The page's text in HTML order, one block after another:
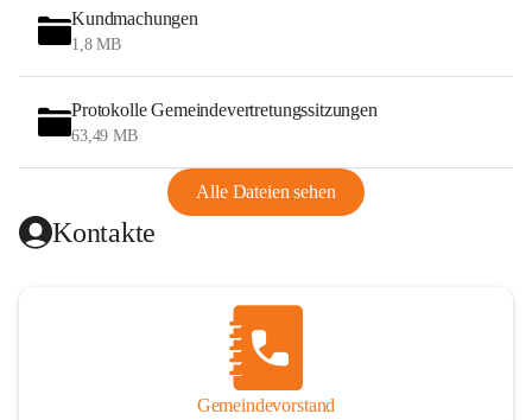
Kundmachungen
1,8 MB
Protokolle Gemeindevertretungssitzungen
63,49 MB
Alle Dateien sehen
Kontakte
Gemeindevorstand